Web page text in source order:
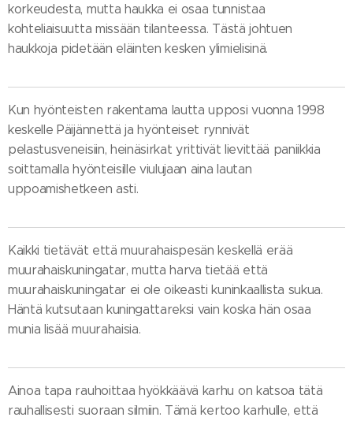
korkeudesta, mutta haukka ei osaa tunnistaa
kohteliaisuutta missään tilanteessa. Tästä johtuen
haukkoja pidetään eläinten kesken ylimielisinä.
Kun hyönteisten rakentama lautta upposi vuonna 1998
keskelle Päijännettä ja hyönteiset rynnivät
pelastusveneisiin, heinäsirkat yrittivät lievittää paniikkia
soittamalla hyönteisille viulujaan aina lautan
uppoamishetkeen asti.
Kaikki tietävät että muurahaispesän keskellä erää
muurahaiskuningatar, mutta harva tietää että
muurahaiskuningatar ei ole oikeasti kuninkaallista sukua.
Häntä kutsutaan kuningattareksi vain koska hän osaa
munia lisää muurahaisia.
Ainoa tapa rauhoittaa hyökkäävä karhu on katsoa tätä
rauhallisesti suoraan silmiin. Tämä kertoo karhulle, että